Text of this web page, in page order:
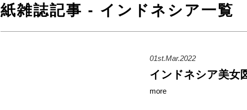
紙雑誌記事 - インドネシア一覧
01st.Mar.2022
インドネシア美女
more